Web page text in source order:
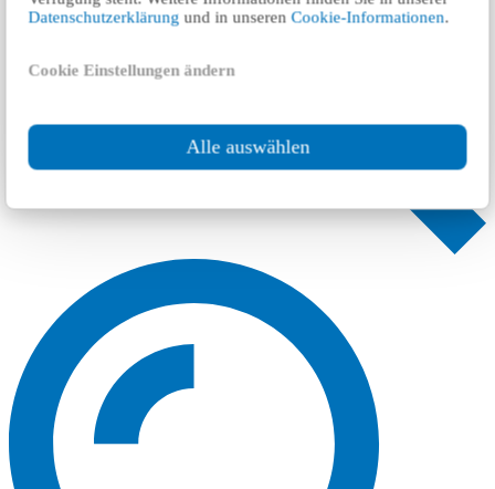
Datenschutzerklärung und in unserenCookie-Informationen.
Cookie Einstellungen ändern
Alle auswählen